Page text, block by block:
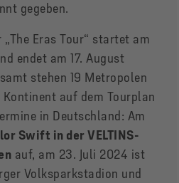
gegeben.
Eras Tour“ startet am
endet am 17. August
stehen 19 Metropolen
auf dem Tourplan
in Deutschland: Am
Swift in der VELTINS-
auf, am 23. Juli 2024 ist
Volksparkstadion und